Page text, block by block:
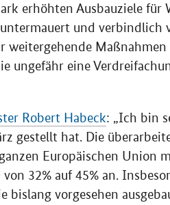
erhöhten Ausbauziele für
und verbindlich
weitergehende
ungefähr eine
Robert Habeck: „Ich bin
gestellt hat. Die
Europäischen Union
32% auf 45% an.
vorgesehen